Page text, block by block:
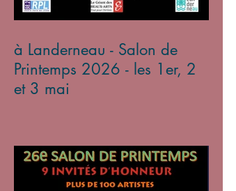
à Landerneau - Salon de
Printemps 2026 - les 1er, 2
et 3 mai